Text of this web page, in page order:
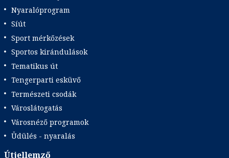
Nyaralóprogram
Síút
Sport mérkőzések
Sportos kirándulások
Tematikus út
Tengerparti esküvő
Természeti csodák
Városlátogatás
Városnéző programok
Üdülés - nyaralás
Útjellemző